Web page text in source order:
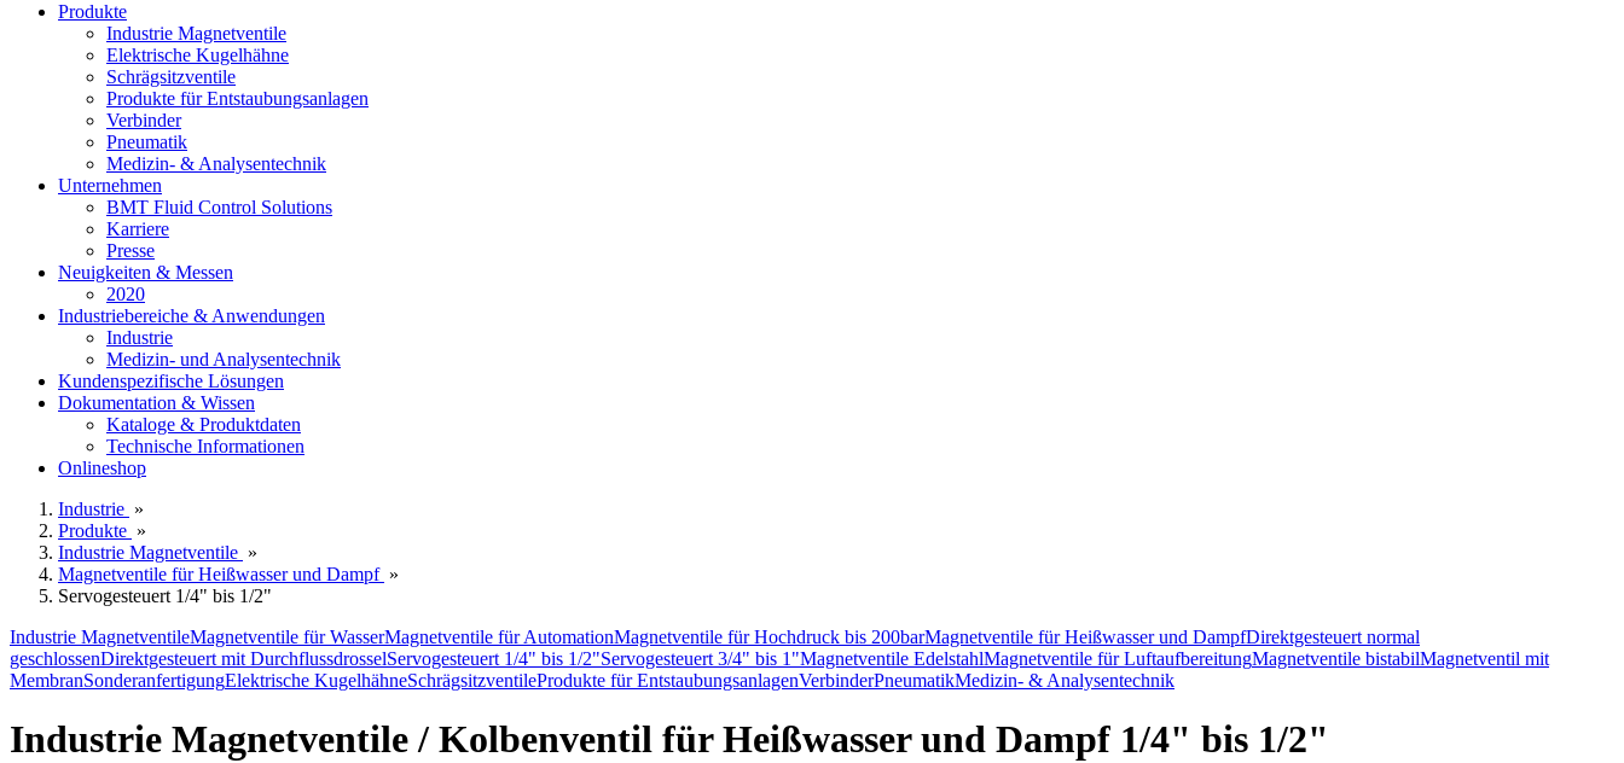
Produkte
Industrie Magnetventile
Elektrische Kugelhähne
Schrägsitzventile
Produkte für Entstaubungsanlagen
Verbinder
Pneumatik
Medizin- & Analysentechnik
Unternehmen
BMT Fluid Control Solutions
Karriere
Presse
Neuigkeiten & Messen
2020
Industriebereiche & Anwendungen
Industrie
Medizin- und Analysentechnik
Kundenspezifische Lösungen
Dokumentation & Wissen
Kataloge & Produktdaten
Technische Informationen
Onlineshop
Industrie »
Produkte »
Industrie Magnetventile »
Magnetventile für Heißwasser und Dampf »
Servogesteuert 1/4" bis 1/2"
Industrie MagnetventileMagnetventile für WasserMagnetventile für AutomationMagnetventile für Hochdruck bis 200barMagnetventile für Heißwasser und DampfDirektgesteuert normal
geschlossenDirektgesteuert mit DurchflussdrosselServogesteuert 1/4" bis 1/2"Servogesteuert 3/4" bis 1"Magnetventile EdelstahlMagnetventile für LuftaufbereitungMagnetventile bistabilMagnetventil mit
MembranSonderanfertigungElektrische KugelhähneSchrägsitzventileProdukte für EntstaubungsanlagenVerbinderPneumatikMedizin- & Analysentechnik
Industrie Magnetventile / Kolbenventil für Heißwasser und Dampf 1/4" bis 1/2"